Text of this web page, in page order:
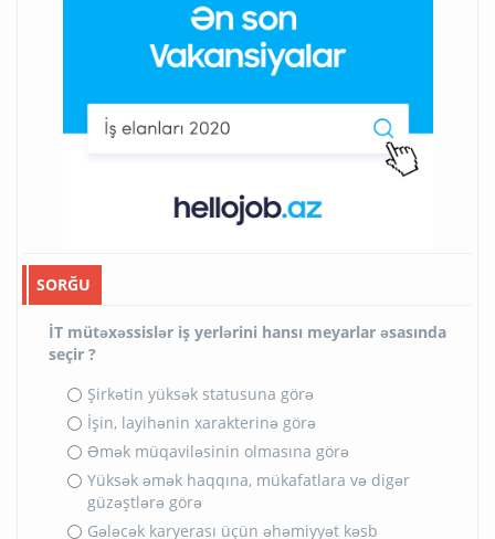
SORĞU
İT mütəxəssislər iş yerlərini hansı meyarlar əsasında
seçir ?
Şirkətin yüksək statusuna görə
İşin, layihənin xarakterinə görə
Əmək müqaviləsinin olmasına görə
Yüksək əmək haqqına, mükafatlara və digər
güzəştlərə görə
Gələcək karyerası üçün əhəmiyyət kəsb